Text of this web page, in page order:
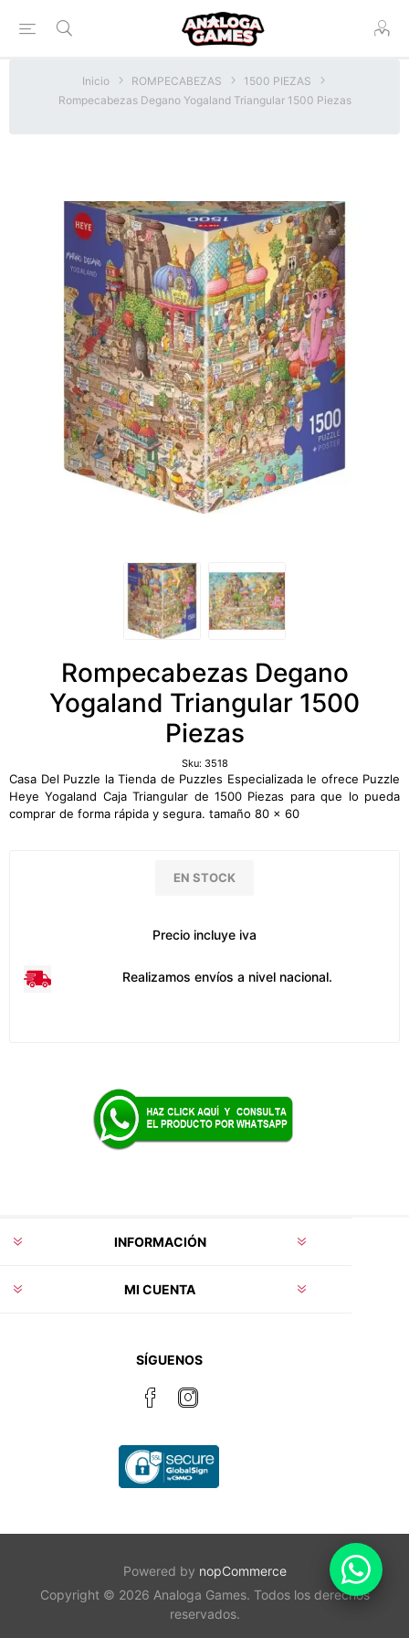
Inicio ROMPECABEZAS
1500 PIEZAS
Rompecabezas Degano Yogaland Triangular 1500 Piezas
Rompecabezas Degano
Yogaland Triangular 1500
Piezas
Sku: 3518
Casa Del Puzzle la Tienda de Puzzles Especializada le ofrece Puzzle
Heye Yogaland Caja Triangular de 1500 Piezas para que lo pueda
comprar de forma rápida y segura. tamaño 80 x 60
EN STOCK
Precio incluye iva
Realizamos envíos a nivel nacional.
INFORMACIÓN
MI CUENTA
SÍGUENOS
Powered by nopCommerce
Copyright © 2026 Analoga Games. Todos los derechos
reservados.